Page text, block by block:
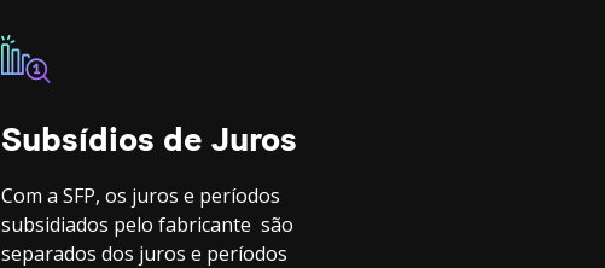
Subsídios de Juros
Com a SFP, os juros e períodos
subsidiados pelo fabricante são
separados dos juros e períodos